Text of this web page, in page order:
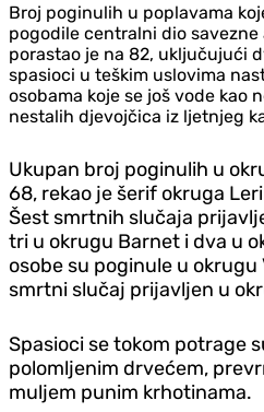
Broj poginulih u poplavama
pogodile centralni dio savezne
porastao je na 82, uključujući
spasioci u teškim uslovima
osobama koje se još vode kao
nestalih djevojčica iz ljetnjeg
Ukupan broj poginulih u
68, rekao je šerif okruga
Šest smrtnih slučaja
tri u okrugu Barnet i dva u
osobe su poginule u
smrtni slučaj prijavljen u
Spasioci se tokom potrage
polomljenim drvećem,
muljem punim krhotinama.